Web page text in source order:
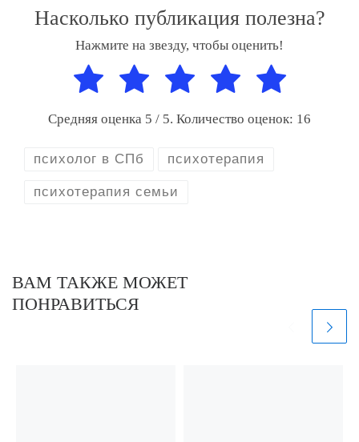
Насколько публикация полезна?
Нажмите на звезду, чтобы оценить!
Средняя оценка 5 / 5. Количество оценок: 16
психолог в СПб психотерапия
психотерапия семьи
ВАМ ТАКЖЕ МОЖЕТ
ПОНРАВИТЬСЯ